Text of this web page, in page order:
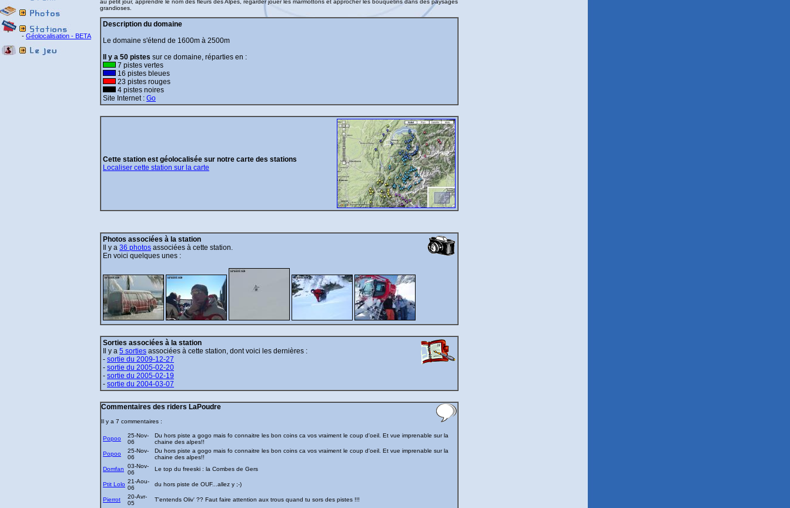
- Géolocalisation - BETA
au petit jour, apprendre le nom des fleurs des Alpes, regarder jouer les marmottons et approcher les bouquetins dans des paysages
grandioses.
Description du domaine
Le domaine s'étend de 1600m à 2500m
Il y a 50 pistes sur ce domaine, réparties en :
7 pistes vertes
16 pistes bleues
23 pistes rouges
4 pistes noires
Site Internet : Go
Cette station est géolocalisée sur notre carte des stations
Localiser cette station sur la carte
Photos associées à la station
Il y a 36 photos associées à cette station.
En voici quelques unes :
Sorties associées à la station
Il y a 5 sorties associées à cette station, dont voici les dernières :
- sortie du 2009-12-27
- sortie du 2005-02-20
- sortie du 2005-02-19
- sortie du 2004-03-07
Commentaires des riders LaPoudre
Il y a 7 commentaires :
Popoo
25-Nov-
06
Du hors piste a gogo mais fo connaitre les bon coins ca vos vraiment le coup d'oeil. Et vue imprenable sur la
chaine des alpes!!
Popoo
25-Nov-
06
Du hors piste a gogo mais fo connaitre les bon coins ca vos vraiment le coup d'oeil. Et vue imprenable sur la
chaine des alpes!!
Domfan
03-Nov-
06
Le top du freeski : la Combes de Gers
Ptit Lolo 21-Aou-
06
du hors piste de OUF...allez y ;-)
Pierrot
20-Avr-
05
T'entends Oliv' ?? Faut faire attention aux trous quand tu sors des pistes !!!